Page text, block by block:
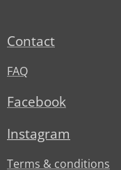
Contact
FAQ
Facebook
Instagram
Terms & conditions